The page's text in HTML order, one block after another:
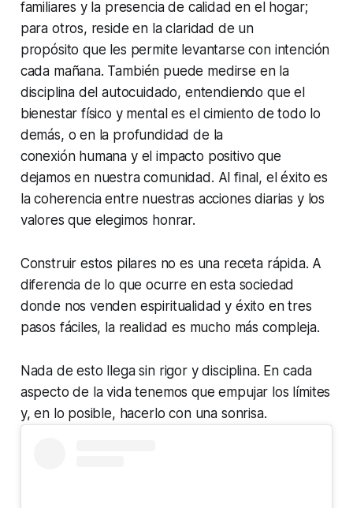
familiares y la presencia de calidad en el hogar;
para otros, reside en la claridad de un
propósito que les permite levantarse con intención
cada mañana. También puede medirse en la
disciplina del autocuidado, entendiendo que el
bienestar físico y mental es el cimiento de todo lo
demás, o en la profundidad de la
conexión humana y el impacto positivo que
dejamos en nuestra comunidad. Al final, el éxito es
la coherencia entre nuestras acciones diarias y los
valores que elegimos honrar.
Construir estos pilares no es una receta rápida. A
diferencia de lo que ocurre en esta sociedad
donde nos venden espiritualidad y éxito en tres
pasos fáciles, la realidad es mucho más compleja.
Nada de esto llega sin rigor y disciplina. En cada
aspecto de la vida tenemos que empujar los límites
y, en lo posible, hacerlo con una sonrisa.